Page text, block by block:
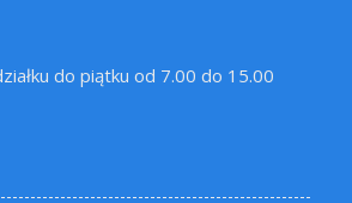
do piątku od 7.00 do 15.00